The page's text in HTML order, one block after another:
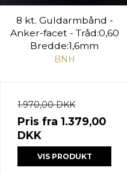
8 kt. Guldarmbånd -
Anker-facet - Tråd:0,60
Bredde:1,6mm
BNH
1.970,00 DKK
Pris fra 1.379,00
DKK
VIS PRODUKT